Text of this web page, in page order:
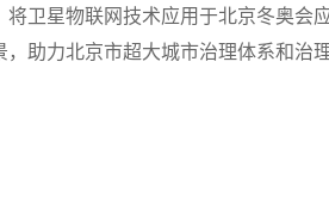
卫星物联网技术应用于北京冬奥会
助力北京市超大城市治理体系和